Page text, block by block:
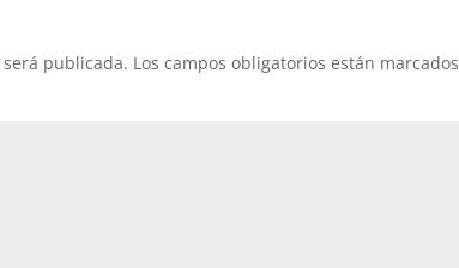
publicada. Los campos obligatorios están marcados